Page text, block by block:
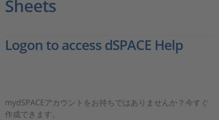
採用情報
Sheets
Logon to access dSPACE Help
mydSPACEアカウントをお持ちではありませんか？今すぐ
作成できます。